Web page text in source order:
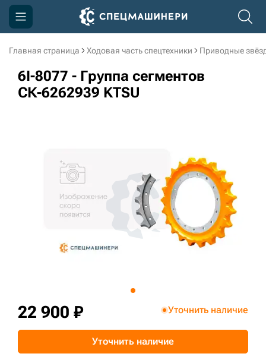
Главная страница Ходовая часть спецтехники Приводные
6I-8077 - Группа сегментов
СК-6262939 KTSU
22 900 ₽ Уточнить наличие
Уточнить наличие
Компания
Акции
3D тур по производству
3D тур по складам
sksale@skdst.ru